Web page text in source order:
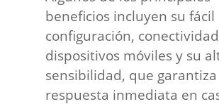
beneficios incluyen su fácil
configuración,
dispositivos móviles y su
sensibilidad, que
respuesta inmediata en